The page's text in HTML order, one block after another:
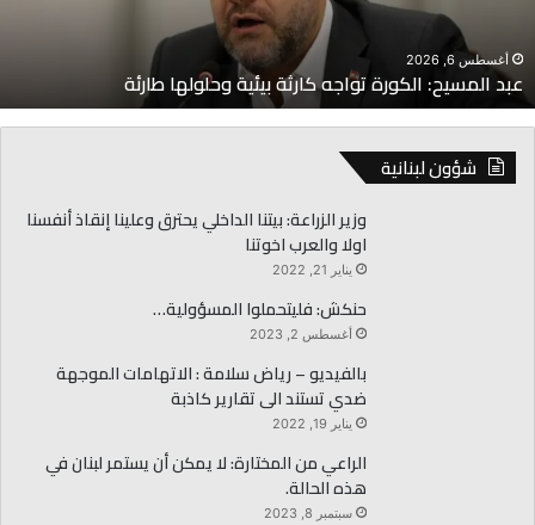
أغسطس 6, 2026
عبد المسيح: الكورة تواجه كارثة بيئية وحلولها طارئة
شؤون لبنانية
وزير الزراعة: بيتنا الداخلي يحترق وعلينا إنقاذ أنفسنا
اولا والعرب اخوتنا
يناير 21, 2022
حنكش: فليتحملوا المسؤولية…
أغسطس 2, 2023
بالفيديو – رياض سلامة : الاتهامات الموجهة
ضدي تستند الى تقارير كاذبة
يناير 19, 2022
الراعي من المختارة: لا يمكن أن يستمر لبنان في
هذه الحالة.
سبتمبر 8, 2023